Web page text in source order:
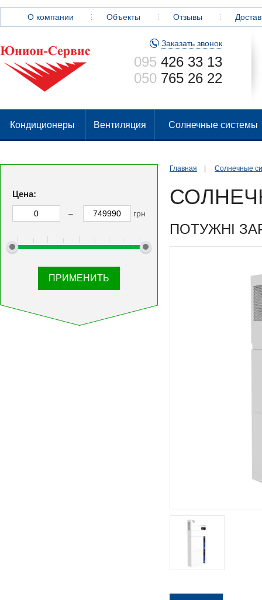
О компании Объекты Отзывы
Заказать звонок
095 426 33 13
050 765 26 22
Кондиционеры Вентиляция Солнечные системы
Главная Солнечные
ПОТУЖНІ
Цена:
– грн